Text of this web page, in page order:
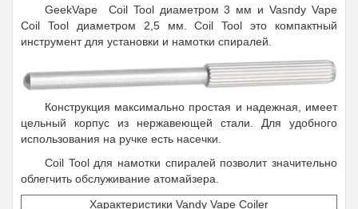
GeekVape Coil Tool диаметром 3 мм и Vasndy Vape
Coil Tool диаметром 2,5 мм. Coil Tool это компактный
инструмент для установки и намотки спиралей.
Конструкция максимально простая и надежная, имеет
цельный корпус из нержавеющей стали. Для удобного
использования на ручке есть насечки.
Coil Tool для намотки спиралей позволит значительно
облегчить обслуживание атомайзера.
Характеристики Vandy Vape Coiler